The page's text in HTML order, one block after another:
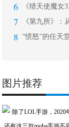
6
7
8 “愤怒”的任天
图片推荐